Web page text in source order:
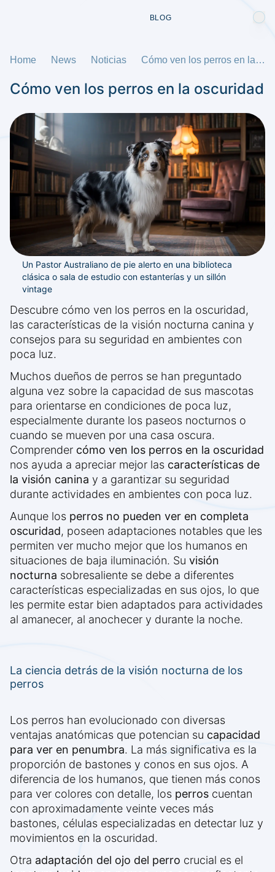
BLOG
Home News Noticias Cómo ven los perros en la oscuridad
Cómo ven los perros en la oscuridad
Un Pastor Australiano de pie alerto en una biblioteca
clásica o sala de estudio con estanterías y un sillón
vintage
Descubre cómo ven los perros en la oscuridad,
las características de la visión nocturna canina y
consejos para su seguridad en ambientes con
poca luz.
Muchos dueños de perros se han preguntado
alguna vez sobre la capacidad de sus mascotas
para orientarse en condiciones de poca luz,
especialmente durante los paseos nocturnos o
cuando se mueven por una casa oscura.
Comprender cómo ven los perros en la oscuridad
nos ayuda a apreciar mejor las características de
la visión canina y a garantizar su seguridad
durante actividades en ambientes con poca luz.
Aunque los perros no pueden ver en completa
oscuridad, poseen adaptaciones notables que les
permiten ver mucho mejor que los humanos en
situaciones de baja iluminación. Su visión
nocturna sobresaliente se debe a diferentes
características especializadas en sus ojos, lo que
les permite estar bien adaptados para actividades
al amanecer, al anochecer y durante la noche.
La ciencia detrás de la visión nocturna de los
perros
Los perros han evolucionado con diversas
ventajas anatómicas que potencian su capacidad
para ver en penumbra. La más significativa es la
proporción de bastones y conos en sus ojos. A
diferencia de los humanos, que tienen más conos
para ver colores con detalle, los perros cuentan
con aproximadamente veinte veces más
bastones, células especializadas en detectar luz y
movimientos en la oscuridad.
Otra adaptación del ojo del perro crucial es el